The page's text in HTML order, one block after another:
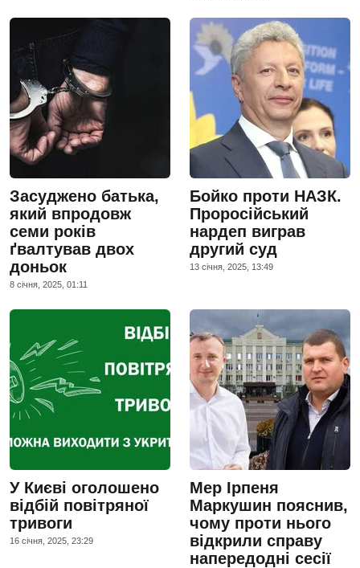
Засуджено батька,
який впродовж
семи років
ґвалтував двох
доньок
8 сiчня, 2025, 01:11
Бойко проти НАЗК.
Проросійський
нардеп виграв
другий суд
13 сiчня, 2025, 13:49
У Києві оголошено
відбій повітряної
тривоги
16 сiчня, 2025, 23:29
Мер Ірпеня
Маркушин пояснив,
чому проти нього
відкрили справу
напередодні сесії